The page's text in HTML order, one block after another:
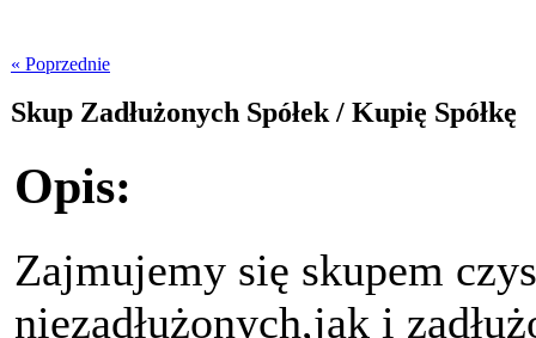
« Poprzednie
Skup Zadłużonych Spółek / Kupię Spółkę
Opis:
Zajmujemy się skupem
niezadłużonych,jak i